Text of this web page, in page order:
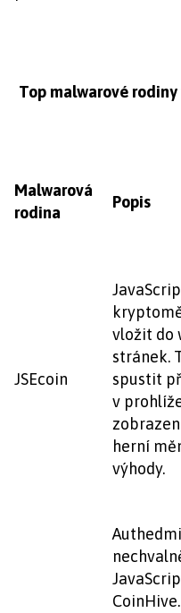
Top malwarové
Malwarová
rodina
Popis
JSEcoin
vložit do
stránek.
spustit
v
herní
výhody.